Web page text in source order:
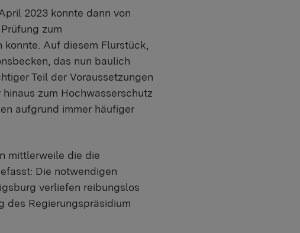
2023 konnte dann von
zum
Auf diesem Flurstück,
das nun baulich
Teil der Voraussetzungen
zum Hochwasserschutz
aufgrund immer häufiger
mittlerweile die die
Die notwendigen
verliefen reibungslos
des Regierungspräsidium